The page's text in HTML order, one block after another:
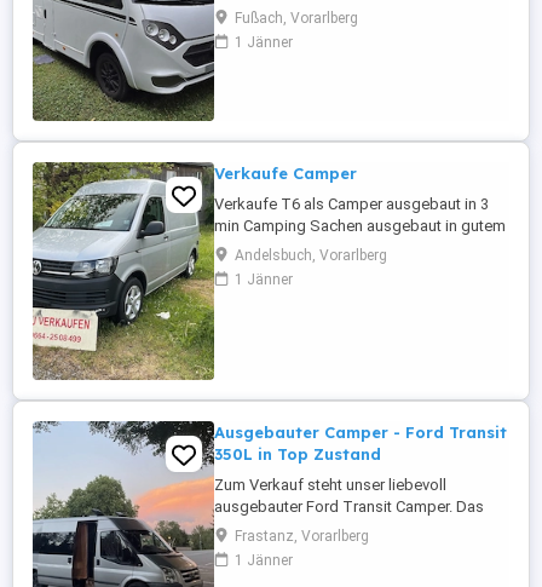
Gasheizung steuerbar mit Handy, carado
i338 von 2020 mit 9 Gang automatik, Sat,
Solar Litium Akku, Aussendusche, 4-fach
Fußach, Vorarlberg
1 Jänner
Verkaufe Camper
Verkaufe T6 als Camper ausgebaut in 3
min Camping Sachen ausgebaut in gutem
gebrauchten Zustand sofort einsatzbereit
einsteigen losfahren neu vorgeführt alles
weitere am Telefon
Andelsbuch, Vorarlberg
1 Jänner
Ausgebauter Camper - Ford Transit
350L in Top Zustand
Zum Verkauf steht unser liebevoll
ausgebauter Ford Transit Camper. Das
Fahrzeug war ursprünglich ein 14-Sitzer
Schulbus. Der Camper befindet sich in
einem sehr gepflegten Zustand, ist
Frastanz, Vorarlberg
1 Jänner